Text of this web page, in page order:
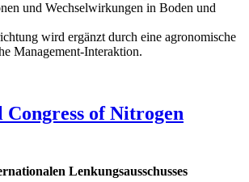
und Wechselwirkungen in Boden und
wird ergänzt durch eine agronomische
Management-Interaktion.
of Nitrogen
Lenkungsausschusses